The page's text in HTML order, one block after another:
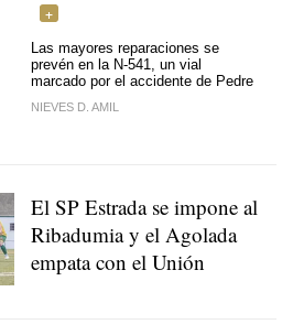
Las mayores reparaciones se
prevén en la N-541, un vial
marcado por el accidente de Pedre
NIEVES D. AMIL
El SP Estrada se impone al
Ribadumia y el Agolada
empata con el Unión